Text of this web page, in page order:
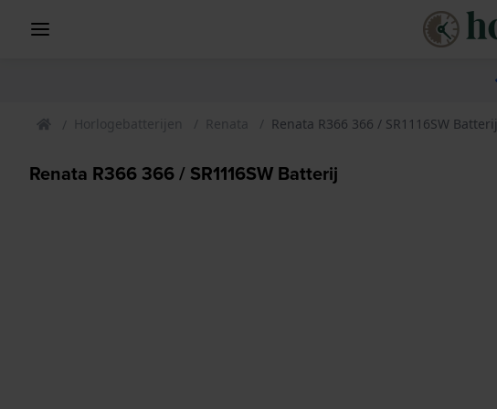
Horlogebatterijen Renata Renata R366 366 / SR1116SW Batterij
Renata R366 366 / SR1116SW Batterij